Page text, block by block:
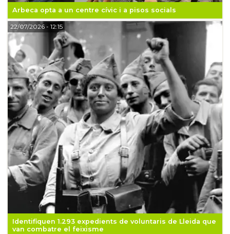
Arbeca opta a un centre cívic i a pisos socials
Identifiquen 1.293 expedients de voluntaris de Lleida que
van combatre el feixisme
22/07/2026- 12:15